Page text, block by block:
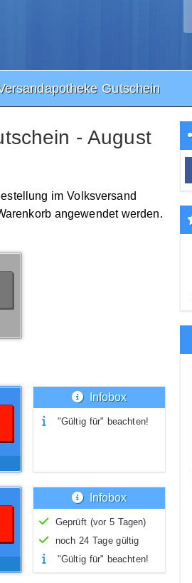
Gutschein
- August
im Volksversand
angewendet werden.
Infobox
"Gültig für" beachten!
Infobox
Geprüft (vor 5 Tagen)
noch 24 Tage gültig
"Gültig für" beachten!